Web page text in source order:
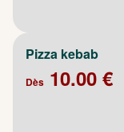
Pizza kebab
Dès 10.00 €